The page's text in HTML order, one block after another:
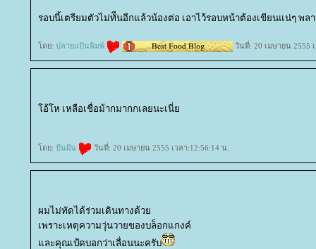
รอบนี้เตรียมตัวไม่ทัีนอีกแล้วน้องต่อ เอาไว้รอบหน้าต้องเขียนแน่ๆ พลา
ดย: ปลายแป้นพิมพ์ วันที่: 20 เมษายน 2555
อ้โห เหลือเชื่อม้ากมากกเลยนะเนี่
ดย: ปันฝัน วันที่: 20 เมษายน 2555 เวลา:12:56:14 น.
ผมไม่ทัดได้ร่วมเดินทางด้ว
เพราะเหตุความวุ่นวายของบล็อกแกงค์
ละคุณเป้ดบอกว่าเลื่อนนะครับ